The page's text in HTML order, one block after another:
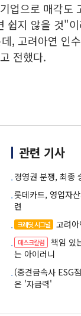
업으로 매각도
쉽지 않을 것"
, 고려아연 인
전했다.
관련 기사
경영권 분쟁, 최종
롯데카드, 영업자
련
크레딧 시그널 고려
데스크칼럼
책임 있
는 아이러니
(중견금속사 ESG
은 '자금력'